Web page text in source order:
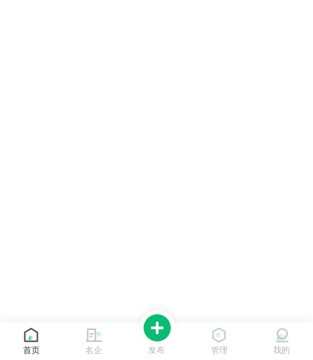
首页 名企 发布 管理 我的